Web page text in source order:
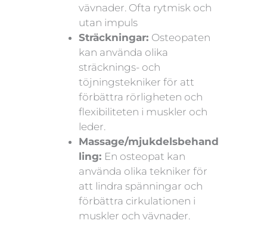
vävnader. Ofta rytmisk och
utan impuls
Sträckningar: Osteopaten
kan använda olika
sträcknings- och
töjningstekniker för att
förbättra rörligheten och
flexibiliteten i muskler och
leder.
Massage/mjukdelsbehand
ling: En osteopat kan
använda olika tekniker för
att lindra spänningar och
förbättra cirkulationen i
muskler och vävnader.